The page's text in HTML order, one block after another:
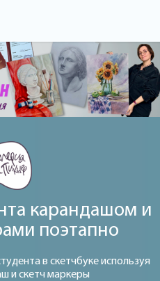
карандашом и
поэтапно
в скетчбуке используя
и скетч маркеры